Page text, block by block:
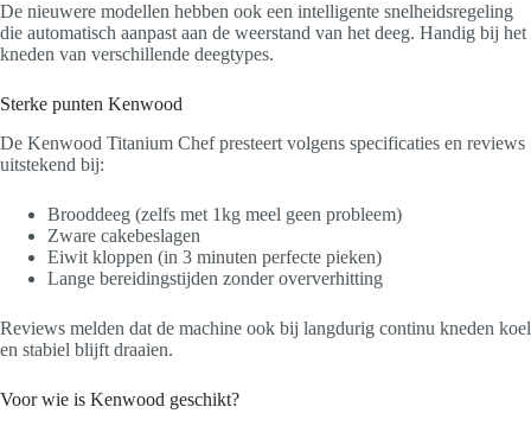
De nieuwere modellen hebben ook een intelligente snelheidsregeling
die automatisch aanpast aan de weerstand van het deeg. Handig bij het
kneden van verschillende deegtypes.
Sterke punten Kenwood
De Kenwood Titanium Chef presteert volgens specificaties en reviews
uitstekend bij:
Brooddeeg (zelfs met 1kg meel geen probleem)
Zware cakebeslagen
Eiwit kloppen (in 3 minuten perfecte pieken)
Lange bereidingstijden zonder oververhitting
Reviews melden dat de machine ook bij langdurig continu kneden koel
en stabiel blijft draaien.
Voor wie is Kenwood geschikt?